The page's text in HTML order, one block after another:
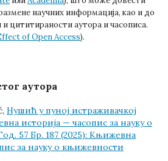
научних информација, као и до
цититираности аутора и часописа.
of Open Access).
аутора
Нушић у пуној истраживачкој
историја — часопис за науку о
57 Бр. 187 (2025): Књижевна
за науку о књижевности